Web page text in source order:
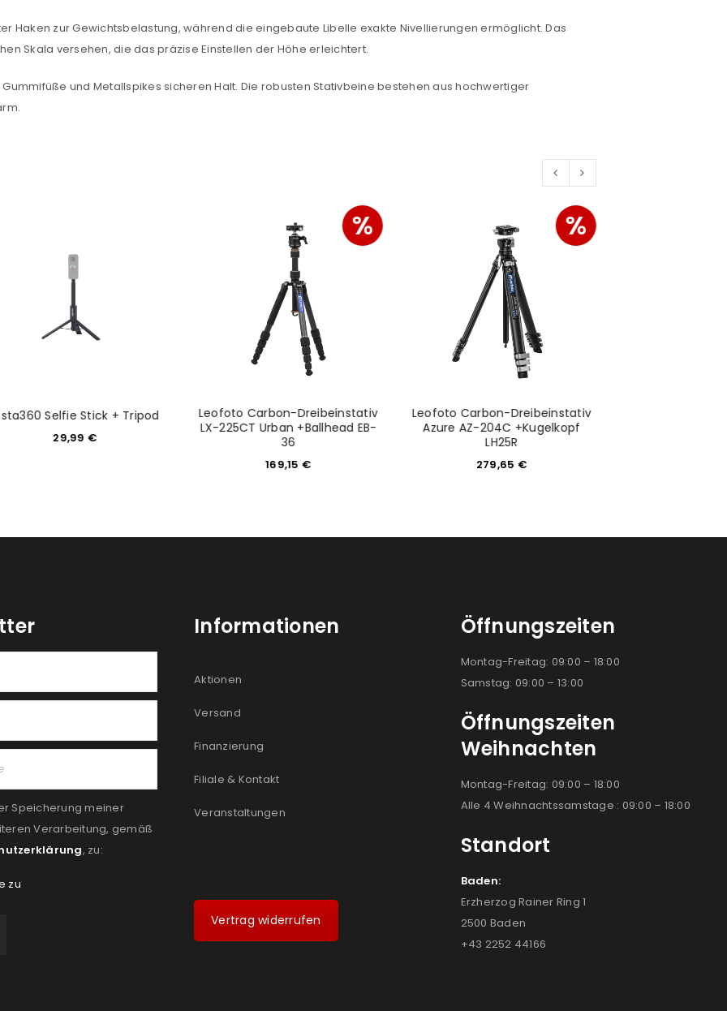
durchWP Captcha
bleiben
Mail-Adresse gesendet.
REGISTRIEREN
Haken zur Gewichtsbelastung, während die eingebaute Libelle exakte Nivellierungen ermöglicht. Das
Skala versehen, die das präzise Einstellen der Höhe erleichtert.
und Metallspikes sicheren Halt. Die robusten Stativbeine bestehen aus hochwertiger
Selfie Stick + Tripod
29,99 €
%
Leofoto Carbon-Dreibeinstativ
LX-225CT Urban +Ballhead EB-
36
169,15 €
%
Leofoto Carbon-Dreibeinstativ
Azure AZ-204C +Kugelkopf
LH25R
279,65 €
Speicherung meiner
Verarbeitung, gemäß
, zu:
zu
Informationen
Aktionen
Versand
Finanzierung
Filiale & Kontakt
Veranstaltungen
Vertrag widerrufen
Öffnungszeiten
Montag-Freitag: 09:00 – 18:00
Samstag: 09:00 – 13:00
Öffnungszeiten
Weihnachten
Montag-Freitag: 09:00 – 18:00
Alle 4 Weihnachtssamstage : 09:00 – 18:00
Standort
Baden:
Erzherzog Rainer Ring 1
2500 Baden
+43 2252 44166